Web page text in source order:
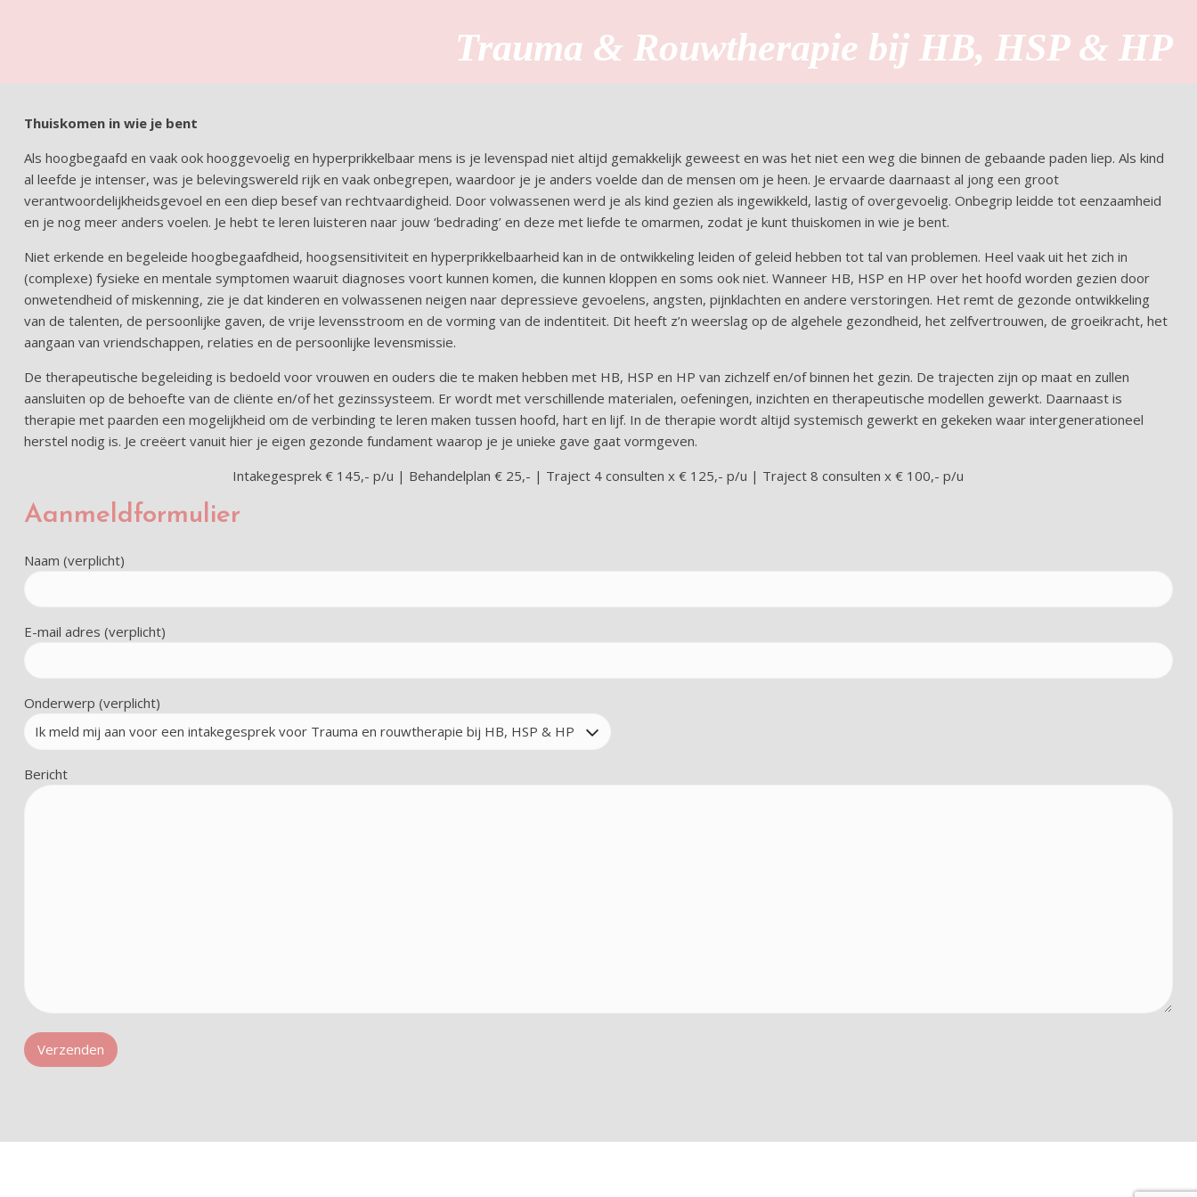
Trauma & Rouwtherapie bij HB, HSP & HP
Thuiskomen in wie je bent
Als hoogbegaafd en vaak ook hooggevoelig en hyperprikkelbaar mens is je levenspad niet altijd gemakkelijk geweest en was het niet een weg die binnen de gebaande paden liep. Als kind
al leefde je intenser, was je belevingswereld rijk en vaak onbegrepen, waardoor je je anders voelde dan de mensen om je heen. Je ervaarde daarnaast al jong een groot
verantwoordelijkheidsgevoel en een diep besef van rechtvaardigheid. Door volwassenen werd je als kind gezien als ingewikkeld, lastig of overgevoelig. Onbegrip leidde tot eenzaamheid
en je nog meer anders voelen. Je hebt te leren luisteren naar jouw ‘bedrading’ en deze met liefde te omarmen, zodat je kunt thuiskomen in wie je bent.
Niet erkende en begeleide hoogbegaafdheid, hoogsensitiviteit en hyperprikkelbaarheid kan in de ontwikkeling leiden of geleid hebben tot tal van problemen. Heel vaak uit het zich in
(complexe) fysieke en mentale symptomen waaruit diagnoses voort kunnen komen, die kunnen kloppen en soms ook niet. Wanneer HB, HSP en HP over het hoofd worden gezien door
onwetendheid of miskenning, zie je dat kinderen en volwassenen neigen naar depressieve gevoelens, angsten, pijnklachten en andere verstoringen. Het remt de gezonde ontwikkeling
van de talenten, de persoonlijke gaven, de vrije levensstroom en de vorming van de indentiteit. Dit heeft z’n weerslag op de algehele gezondheid, het zelfvertrouwen, de groeikracht, het
aangaan van vriendschappen, relaties en de persoonlijke levensmissie.
De therapeutische begeleiding is bedoeld voor vrouwen en ouders die te maken hebben met HB, HSP en HP van zichzelf en/of binnen het gezin. De trajecten zijn op maat en zullen
aansluiten op de behoefte van de cliënte en/of het gezinssysteem. Er wordt met verschillende materialen, oefeningen, inzichten en therapeutische modellen gewerkt. Daarnaast is
therapie met paarden een mogelijkheid om de verbinding te leren maken tussen hoofd, hart en lijf. In de therapie wordt altijd systemisch gewerkt en gekeken waar intergenerationeel
herstel nodig is. Je creëert vanuit hier je eigen gezonde fundament waarop je je unieke gave gaat vormgeven.
Intakegesprek € 145,- p/u | Behandelplan € 25,- | Traject 4 consulten x € 125,- p/u | Traject 8 consulten x € 100,- p/u
Aanmeldformulier
Naam (verplicht)
E-mail adres (verplicht)
Onderwerp (verplicht)
Bericht